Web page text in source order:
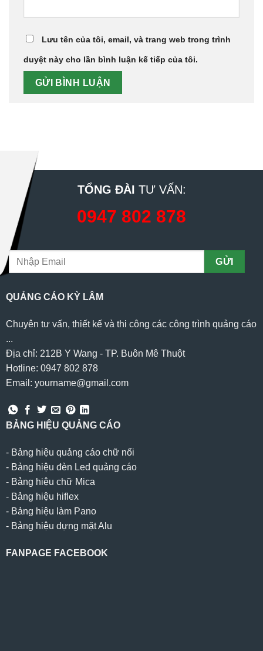
Lưu tên của tôi, email, và trang web trong trình
duyệt này cho lần bình luận kế tiếp của tôi.
TỔNG ĐÀI TƯ VẤN:
0947 802 878
QUẢNG CÁO KỲ LÂM
Chuyên tư vấn, thiết kế và thi công các công trình quảng cáo
...
Địa chỉ: 212B Y Wang - TP. Buôn Mê Thuột
Hotline: 0947 802 878
Email: yourname@gmail.com
BẢNG HIỆU QUẢNG CÁO
- Bảng hiệu quảng cáo chữ nổi
- Bảng hiệu đèn Led quảng cáo
- Bảng hiệu chữ Mica
- Bảng hiệu hiflex
- Bảng hiệu làm Pano
- Bảng hiệu dựng mặt Alu
FANPAGE FACEBOOK